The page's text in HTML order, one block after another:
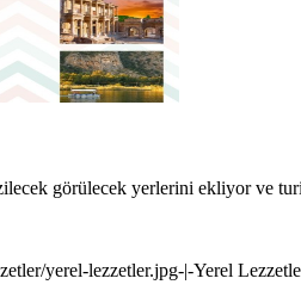
görülecek yerlerini ekliyor ve
yerel-lezzetler.jpg-|-Yerel